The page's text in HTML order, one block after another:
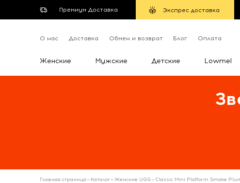
Премиум Доставка Экспрес доставка
О нас Доставка Обмен и возврат Блог Оплата
Женские Мужские Детские Lowmel
Главная страница— Каталог— Женские UGG— Classic Mini Platform Smoke